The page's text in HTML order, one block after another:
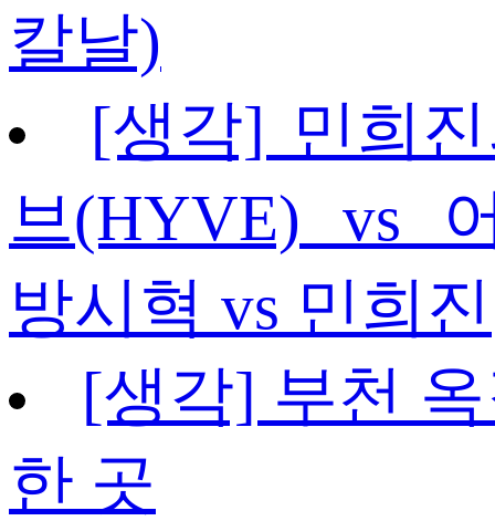
칼날)
[생각] 민희
브(HYVE) vs
방시혁 vs 민희진
[생각] 부천
한 곳